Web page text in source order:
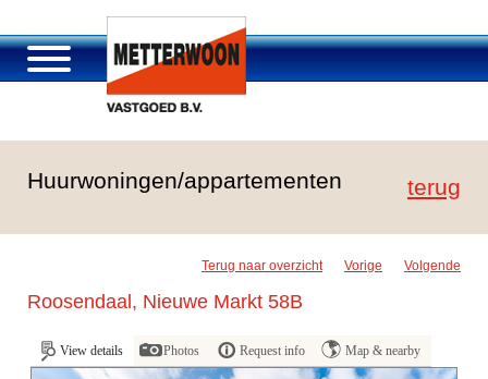
Portfolio
Huurwoningen/appartementen terug
Terug naar overzicht Vorige Volgende
Roosendaal, Nieuwe Markt 58B
View details Photos Request info Map & nearby